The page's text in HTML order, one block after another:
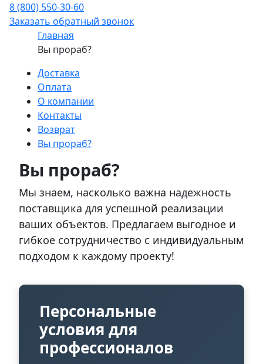
8 (800) 550-30-60
Заказать обратный звонок
Главная
Вы прораб?
Доставка
Оплата
О компании
Контакты
Возврат
Вы прораб?
Вы прораб?
Мы знаем, насколько важна надежность
поставщика для успешной реализации
ваших объектов. Предлагаем выгодное и
гибкое сотрудничество с индивидуальным
подходом к каждому проекту!
Персональные
условия для
профессионалов